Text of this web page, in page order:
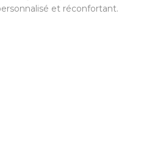
et réconfortant.